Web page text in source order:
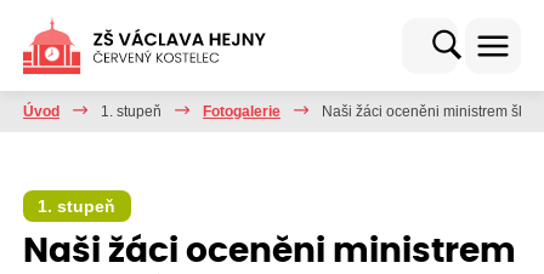
Úvod 1. stupeň Fotogalerie Naši žáci oceněni ministrem
1. stupeň
Naši žáci oceněni ministrem